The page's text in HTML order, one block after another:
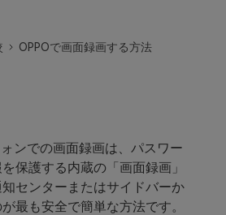
OPPOで画面録画する方法
ンでの画面録画は、パスワー
保護する内蔵の「画面録画」
センターまたはサイドバーか
最も安全で簡単な方法です。